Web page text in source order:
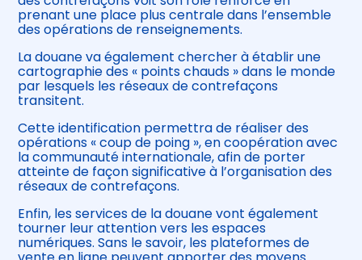
prenant une place plus centrale dans l’ensemble
des opérations de renseignements.
La douane va également chercher à établir une
cartographie des « points chauds » dans le monde
par lesquels les réseaux de contrefaçons
transitent.
Cette identification permettra de réaliser des
opérations « coup de poing », en coopération avec
la communauté internationale, afin de porter
atteinte de façon significative à l’organisation des
réseaux de contrefaçons.
Enfin, les services de la douane vont également
tourner leur attention vers les espaces
numériques. Sans le savoir, les plateformes de